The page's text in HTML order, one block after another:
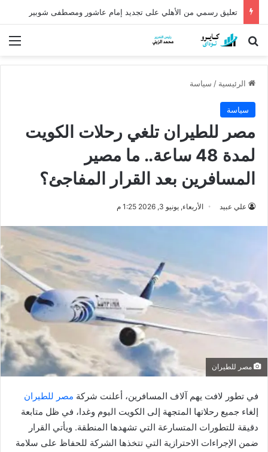
كشف أثري عمره أكثر من 5 آلاف عام في الدقهلية يروي أسرار شرق الدلتا
بحث عن
الرئيسية / سياسة
سياسة
مصر للطيران تلغي رحلات الكويت
لمدة 48 ساعة.. ما مصير
المسافرين بعد القرار المفاجئ؟
علي عبيد الأربعاء, يونيو 3, 2026 1:25 م
مصر للطيران
في تطور لافت يهم آلاف المسافرين، أعلنت شركة مصر للطيران
إلغاء جميع رحلاتها المتجهة إلى الكويت اليوم وغدا، في ظل متابعة
دقيقة للتطورات المتسارعة التي تشهدها المنطقة. ويأتي القرار
ضمن الإجراءات الاحترازية التي تتخذها الشركة للحفاظ على سلامة